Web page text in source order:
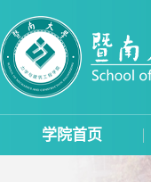
学院首页